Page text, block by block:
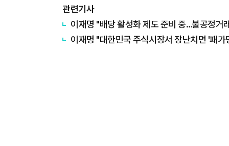
관련기사
이재명 "배당 활성화 제도 준비 중…불공정거
이재명 "대한민국 주식시장서 장난치면 '패가